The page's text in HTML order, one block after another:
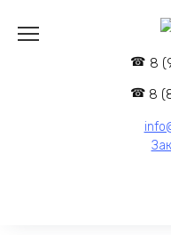
содержанию
8
8